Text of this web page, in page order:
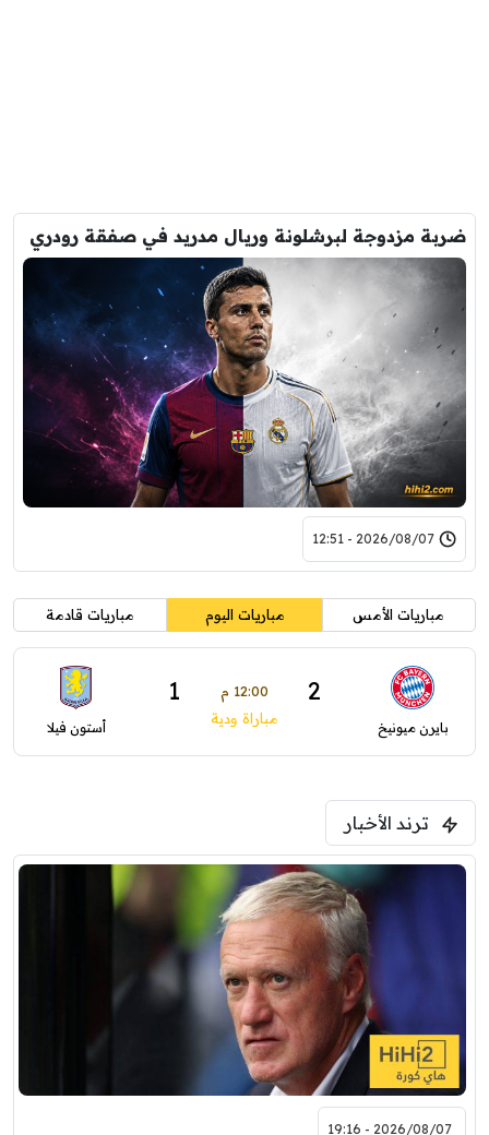
ضربة مزدوجة لبرشلونة وريال مدريد في صفقة رودري
2026/08/07 - 12:51
مباريات الأمس مباريات اليوم مباريات قادمة
بايرن ميونيخ
2 12:00 م 1
مباراة ودية أستون فيلا
ترند الأخبار
2026/08/07 - 19:16